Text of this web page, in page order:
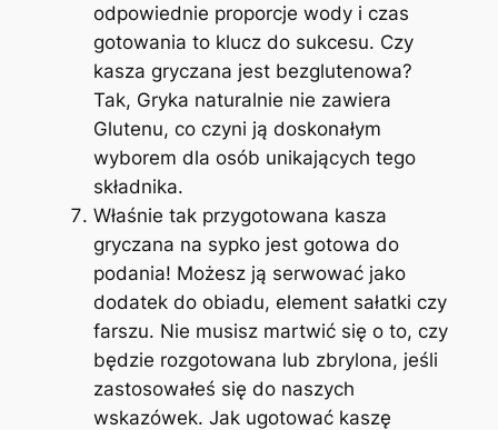
odpowiednie proporcje wody i czas
gotowania to klucz do sukcesu. Czy
kasza gryczana jest bezglutenowa?
Tak, Gryka naturalnie nie zawiera
Glutenu, co czyni ją doskonałym
wyborem dla osób unikających tego
składnika.
Właśnie tak przygotowana kasza
gryczana na sypko jest gotowa do
podania! Możesz ją serwować jako
dodatek do obiadu, element sałatki czy
farszu. Nie musisz martwić się o to, czy
będzie rozgotowana lub zbrylona, jeśli
zastosowałeś się do naszych
wskazówek. Jak ugotować kaszę